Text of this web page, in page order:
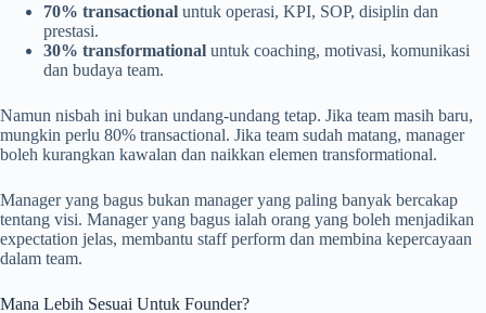
70% transactional untuk operasi, KPI, SOP, disiplin dan
prestasi.
30% transformational untuk coaching, motivasi, komunikasi
dan budaya team.
Namun nisbah ini bukan undang-undang tetap. Jika team masih baru,
mungkin perlu 80% transactional. Jika team sudah matang, manager
boleh kurangkan kawalan dan naikkan elemen transformational.
Manager yang bagus bukan manager yang paling banyak bercakap
tentang visi. Manager yang bagus ialah orang yang boleh menjadikan
expectation jelas, membantu staff perform dan membina kepercayaan
dalam team.
Mana Lebih Sesuai Untuk Founder?